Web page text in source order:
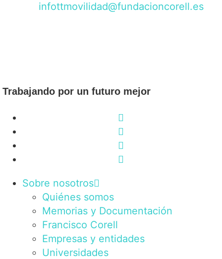
infottmovilidad@fundacioncorell.es
Trabajando por un futuro mejor
Sobre nosotros
Quiénes somos
Memorias y Documentación
Francisco Corell
Empresas y entidades
Universidades